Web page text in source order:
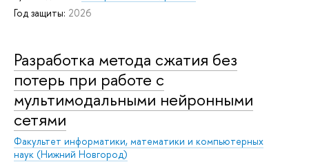
Год защиты: 2026
Разработка метода сжатия без
потерь при работе с
мультимодальными нейронными
сетями
Факультет информатики, математики и компьютерных
наук (Нижний Новгород)